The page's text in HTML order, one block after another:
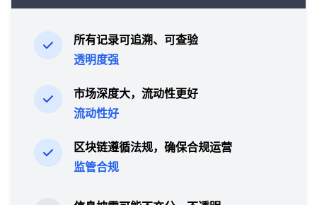
所有记录可追溯、可查验
透明度强
市场深度大，流动性更好
流动性好
区块链遵循法规，确保合规运营
监管合规